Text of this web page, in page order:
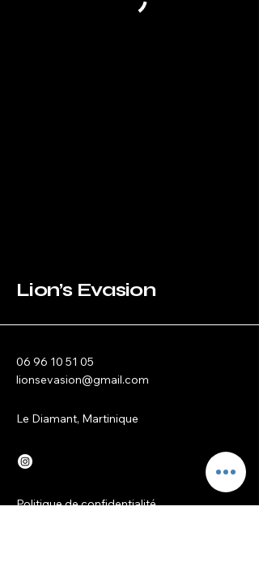
Lion’s Evasion
06 96 10 51 05
lionsevasion@gmail.com
Le Diamant, Martinique
Politique de confidentialité